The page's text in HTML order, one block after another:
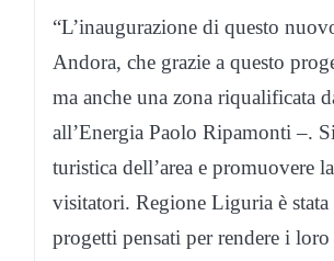
“L’inaugurazione di questo
Andora, che grazie a questo
ma anche una zona riqualificata
all’Energia Paolo Ripamonti –.
turistica dell’area e
visitatori. Regione Liguria è stata
progetti pensati per rendere i